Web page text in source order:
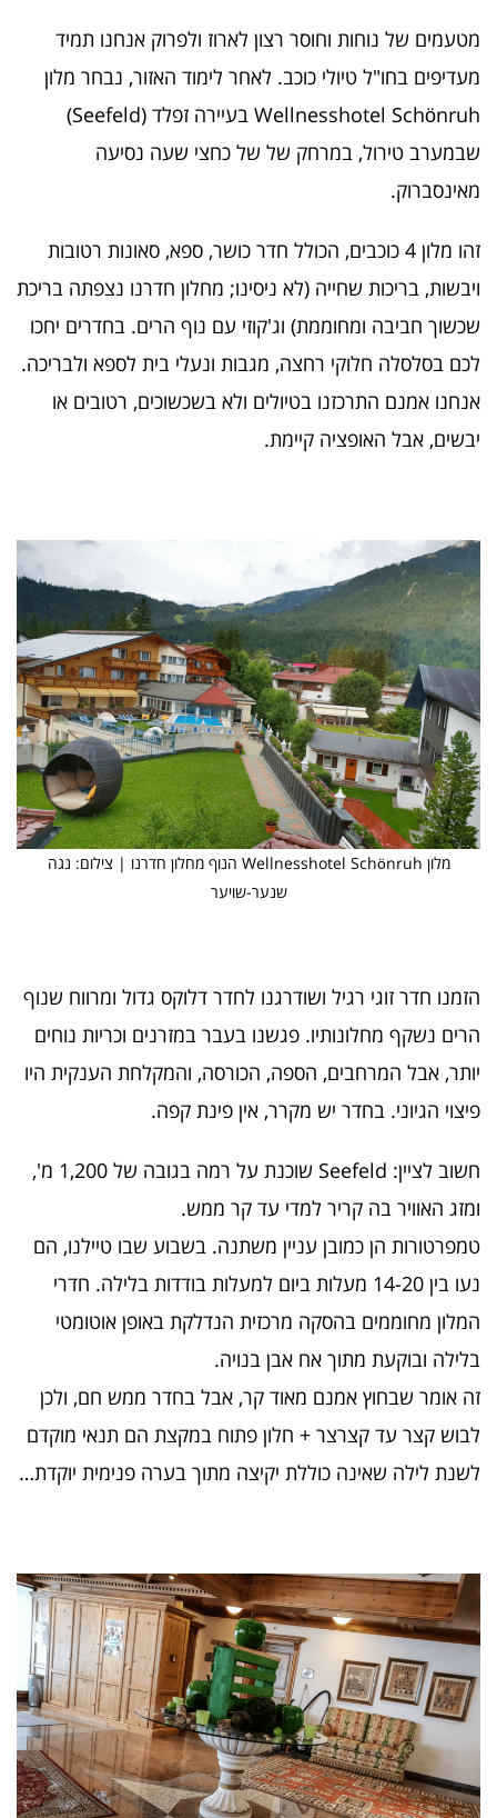
מטעמים של נוחות וחוסר רצון לארוז ולפרוק אנחנו תמיד
מעדיפים בחו"ל טיולי כוכב. לאחר לימוד האזור, נבחר מלון
Wellnesshotel Schönruh בעיירה זפלד (Seefeld)
שבמערב טירול, במרחק של של כחצי שעה נסיעה
מאינסברוק.
זהו מלון 4 כוכבים, הכולל חדר כושר, ספא, סאונות רטובות
ויבשות, בריכות שחייה (לא ניסינו; מחלון חדרנו נצפתה בריכת
שכשוך חביבה ומחוממת) וג'קוזי עם נוף הרים. בחדרים יחכו
לכם בסלסלה חלוקי רחצה, מגבות ונעלי בית לספא ולבריכה.
אנחנו אמנם התרכזנו בטיולים ולא בשכשוכים, רטובים או
יבשים, אבל האופציה קיימת.
מלון Wellnesshotel Schönruh הנוף מחלון חדרנו | צילום: נגה
שנער-שויער
הזמנו חדר זוגי רגיל ושודרגנו לחדר דלוקס גדול ומרווח שנוף
הרים נשקף מחלונותיו. פגשנו בעבר במזרנים וכריות נוחים
יותר, אבל המרחבים, הספה, הכורסה, והמקלחת הענקית היו
פיצוי הגיוני. בחדר יש מקרר, אין פינת קפה.
חשוב לציין: Seefeld שוכנת על רמה בגובה של 1,200 מ',
ומזג האוויר בה קריר למדי עד קר ממש.
טמפרטורות הן כמובן עניין משתנה. בשבוע שבו טיילנו, הם
נעו בין 14-20 מעלות ביום למעלות בודדות בלילה. חדרי
המלון מחוממים בהסקה מרכזית הנדלקת באופן אוטומטי
בלילה ובוקעת מתוך אח אבן בנויה.
זה אומר שבחוץ אמנם מאוד קר, אבל בחדר ממש חם, ולכן
לבוש קצר עד קצרצר + חלון פתוח במקצת הם תנאי מוקדם
לשנת לילה שאינה כוללת יקיצה מתוך בערה פנימית יוקדת…